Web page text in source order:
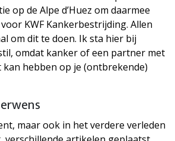
op de Alpe d’Huez om daarmee
KWF Kankerbestrijding. Allen
om dit te doen. Ik sta hier bij
omdat kanker of een partner met
hebben op je (ontbrekende)
maar ook in het verdere verleden